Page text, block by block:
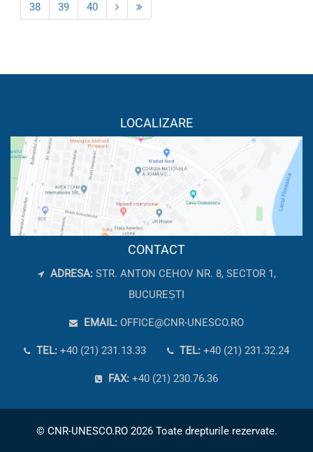
38
39 40
LOCALIZARE
CONTACT
ADRESA: STR. ANTON CEHOV NR. 8, SECTOR 1,
BUCUREȘTI
EMAIL: OFFICE@CNR-UNESCO.RO
TEL: +40 (21) 231.13.33 TEL: +40 (21) 231.32.24
FAX: +40 (21) 230.76.36
© CNR-UNESCO.RO 2026 Toate drepturile rezervate.